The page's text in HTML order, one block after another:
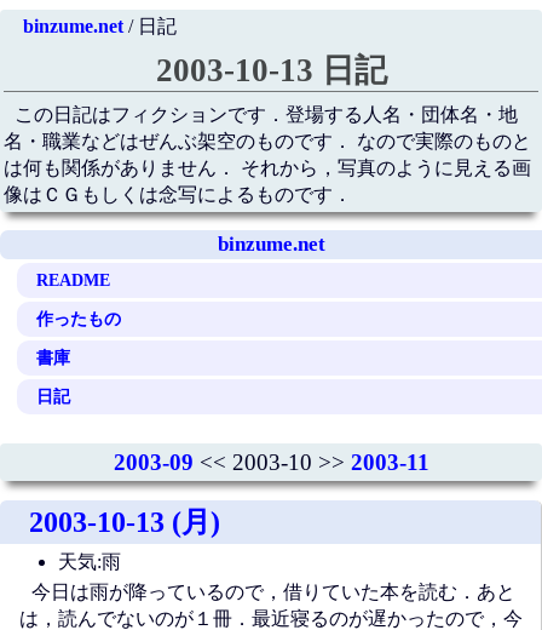
binzume.net/ 日記
2003-10-13 日記
この日記はフィクションです．登場する人名・団体名・地
名・職業などはぜんぶ架空のものです． なので実際のものと
は何も関係がありません． それから，写真のように見える画
像はＣＧもしくは念写によるものです．
binzume.net
README
作ったもの
書庫
日記
2003-09 << 2003-10 >> 2003-11
2003-10-13 (月)
天気:雨
今日は雨が降っているので，借りていた本を読む．あと
は，読んでないのが１冊．最近寝るのが遅かったので，今